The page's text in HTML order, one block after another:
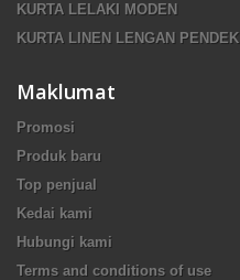
KURTA LELAKI MODEN
KURTA LINEN LENGAN PENDEK
Maklumat
Promosi
Produk baru
Top penjual
Kedai kami
Hubungi kami
Terms and conditions of use